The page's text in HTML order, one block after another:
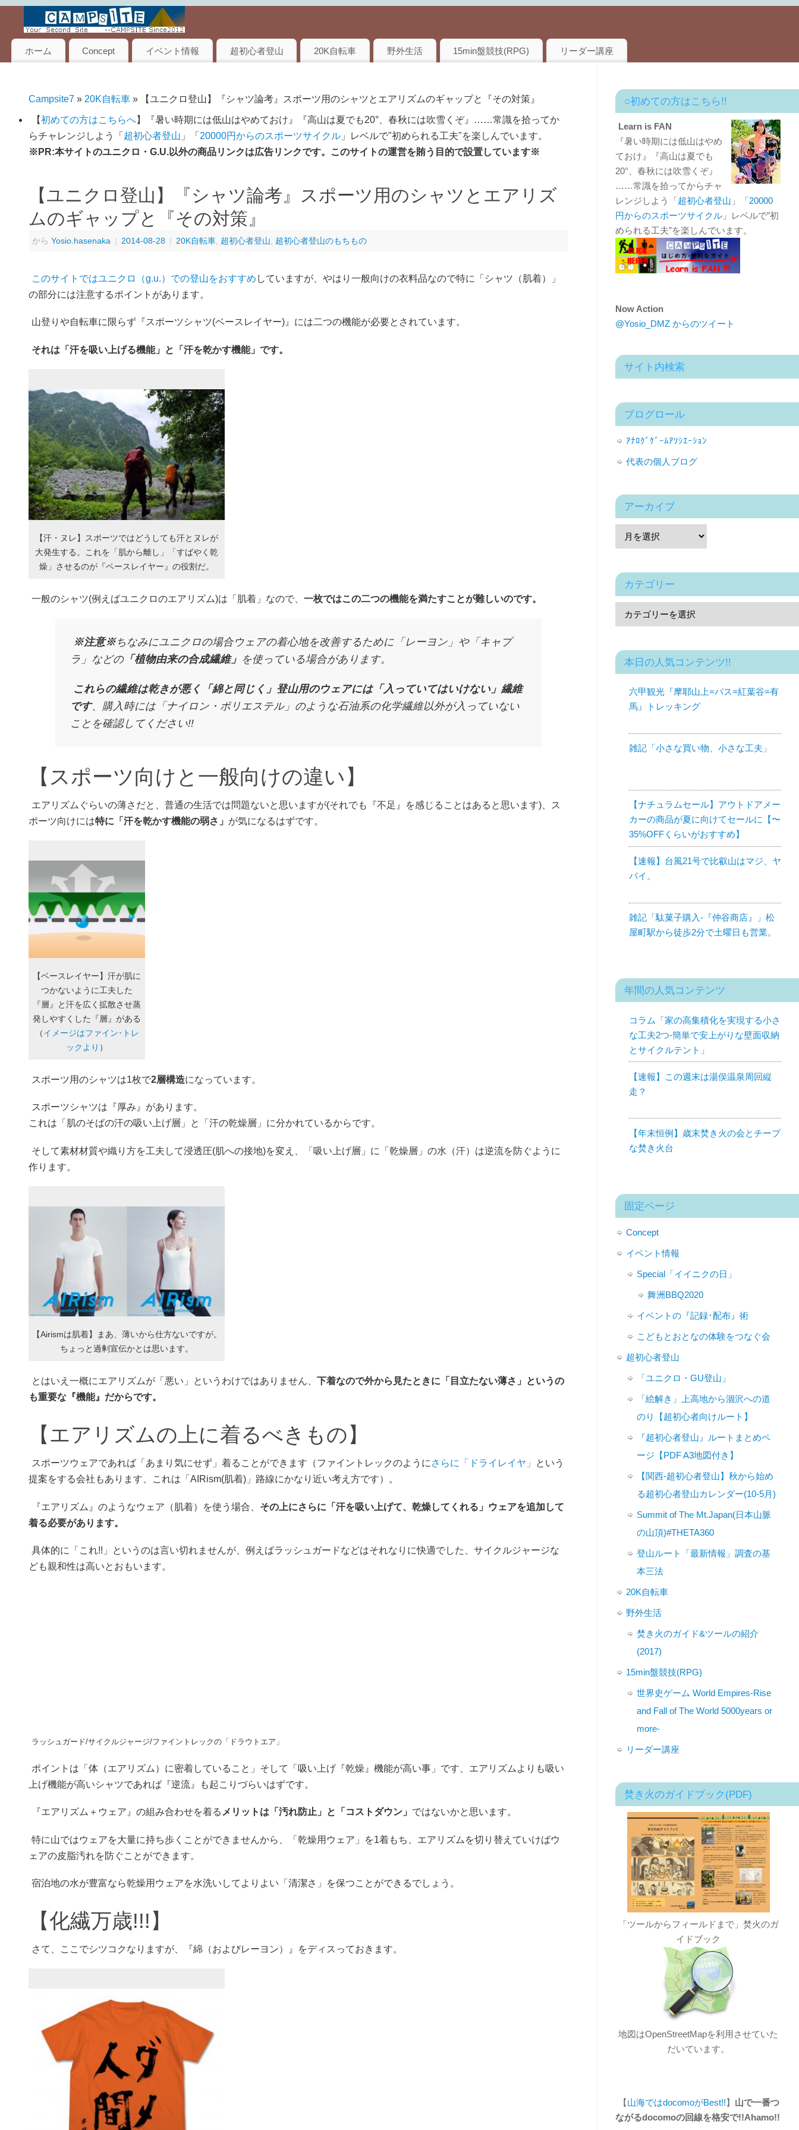
ホーム Concept イベント情報 超初心者登山 20K自転車 野外生活 15min盤競技(RPG) リーダー講座
Campsite7 » 20K自転車 » 【ユニクロ登山】『シャツ論考』スポーツ用のシャツとエアリズムのギャップと『その対策』
【初めての方はこちらへ】『暑い時期には低山はやめておけ』『高山は夏でも20°、春秋には吹雪くぞ』……常識を拾ってか
らチャレンジしよう「 超初心者登山 」「 20000円からのスポーツサイクル 」レベルで"初められる工夫"を楽しんでいます。
※PR:本サイトのユニクロ・G.U.以外の商品リンクは広告リンクです。このサイトの運営を賄う目的で設置しています※
【ユニクロ登山】『シャツ論考』スポーツ用のシャツとエアリズ
ムのギャップと『その対策』
から Yosio.hasenaka | 2014-08-28 | 20K自転車 超初心者登山 超初心者登山のもちもの
このサイトではユニクロ（g.u.）での登山をおすすめ していますが、やはり一般向けの衣料品なので特に「シャツ（肌着）」
の部分には注意するポイントがあります。
山登りや自転車に限らず『スポーツシャツ(ベースレイヤー)』には二つの機能が必要とされています。
それは「汗を吸い上げる機能」と「汗を乾かす機能」です。
【汗・ヌレ】スポーツではどうしても汗とヌレが
大発生する。これを「肌から離し」「すばやく乾
燥」させるのが『ベースレイヤー』の役割だ。
一般のシャツ(例えばユニクロのエアリズム)は「肌着」なので、 一枚ではこの二つの機能を満たすことが難しいのです。
※注意※ちなみにユニクロの場合ウェアの着心地を改善するために「レーヨン」や「キャプ
ラ」などの「植物由来の合成繊維」 を使っている場合があります。
これらの繊維は乾きが悪く「綿と同じく」登山用のウェアには「入っていてはいけない」繊維
です、購入時には「ナイロン・ポリエステル」のような石油系の化学繊維以外が入っていない
ことを確認してください!!
【スポーツ向けと一般向けの違い】
エアリズムぐらいの薄さだと、普通の生活では問題ないと思いますが(それでも『不足』を感じることはあると思います)、ス
ポーツ向けには特に「汗を乾かす機能の弱さ」 が気になるはずです。
【ベースレイヤー】汗が肌に
つかないように工夫した
『層』と汗を広く拡散させ蒸
発しやすくした『層』がある
（イメージはファイン･トレ
ックより ）
スポーツ用のシャツは1枚で2層構造になっています。
スポーツシャツは『厚み』があります。
これは「肌のそばの汗の吸い上げ層」と「汗の乾燥層」に分かれているからです。
そして素材材質や織り方を工夫して浸透圧(肌への接地)を変え、「吸い上げ層」に「乾燥層」の水（汗）は逆流を防ぐように
作ります。
【Airismは肌着】まあ、薄いから仕方ないですが。
ちょっと過剰宣伝かとは思います。
とはいえ一概にエアリズムが「悪い」というわけではありません、
下着なので外から見たときに「目立たない薄さ」というの
も重要な『機能』だからです。
【エアリズムの上に着るべきもの】
スポーツウェアであれば「あまり気にせず」着ることができます（ファイントレックのようにさらに「ドライレイヤ」
という
提案をする会社もあります、これは「AIRism(肌着)」路線にかなり近い考え方です）。
『エアリズム』のようなウェア（肌着）を使う場合、 その上にさらに「汗を吸い上げて、乾燥してくれる」ウェアを追加して
着る必要があります。
具体的に「これ!!」というのは言い切れませんが、例えばラッシュガードなどはそれなりに快適でした、サイクルジャージな
ども親和性は高いとおもいます。
ラッシュガード/サイクルジャージ/ファイントレックの「ドラウトエア」
ポイントは「体（エアリズム）に密着していること」そして「吸い上げ『乾燥』機能が高い事」です、エアリズムよりも吸い
上げ機能が高いシャツであれば『逆流』も起こりづらいはずです。
『エアリズム＋ウェア』の組み合わせを着るメリットは「汚れ防止」と「コストダウン」 ではないかと思います。
特に山ではウェアを大量に持ち歩くことができませんから、「乾燥用ウェア」を1着もち、エアリズムを切り替えていけばウ
ェアの皮脂汚れを防ぐことができます。
宿泊地の水が豊富なら乾燥用ウェアを水洗いしてよりよい「清潔さ」を保つことができるでしょう。
【化繊万歳!!!】
さて、ここでシツコクなりますが、『綿（およびレーヨン）』をディスっておきます。
○初めての方はこちら!!
Learn is FAN
『暑い時期には低山はやめ
ておけ』『高山は夏でも
20°、春秋には吹雪くぞ』
……常識を拾ってからチャ
レンジしよう「超初心者登山 」「20000
円からのスポーツサイクル 」レベルで”初
められる工夫”を楽しんでいます。
Now Action
@Yosio_DMZ からのツイート
サイト内検索
ブログロール
ｱﾅﾛｸﾞｹﾞｰﾑｱｿｼｴｰｼｮﾝ
代表の個人ブログ
アーカイブ
カテゴリー
本日の人気コンテンツ!!
六甲観光『摩耶山上=バス=紅葉谷=有
馬』トレッキング
雑記「小さな買い物、小さな工夫」
【ナチュラムセール】アウトドアメー
カーの商品が夏に向けてセールに【〜
35%OFFくらいがおすすめ】
【速報】台風21号で比叡山はマジ、ヤ
バイ。
雑記「駄菓子購入-『仲谷商店』」松
屋町駅から徒歩2分で土曜日も営業。
年間の人気コンテンツ
コラム「家の高集積化を実現する小さ
な工夫2つ-簡単で安上がりな壁面収納
とサイクルテント」
【速報】この週末は湯俣温泉周回縦
走？
【年末恒例】歳末焚き火の会とチープ
な焚き火台
固定ページ
Concept
イベント情報
Special「イイニクの日」
舞洲BBQ2020
イベントの『記録･配布』術
こどもとおとなの体験をつなぐ会
超初心者登山
「ユニクロ・GU登山」
「絵解き」上高地から涸沢への道
のり【超初心者向けルート】
『超初心者登山』ルートまとめペ
ージ【PDF A3地図付き】
【関西-超初心者登山】秋から始め
る超初心者登山カレンダー(10-5月)
Summit of The Mt.Japan(日本山脈
の山頂)#THETA360
登山ルート「最新情報」調査の基
本三法
20K自転車
野外生活
焚き火のガイド&ツールの紹介
(2017)
15min盤競技(RPG)
世界史ゲーム World Empires-Rise
and Fall of The World 5000years or
more-
リーダー講座
焚き火のガイドブック(PDF)
「ツールからフィールドまで」焚火のガ
イドブック
地図はOpenStreetMapを利用させていた
だいています。
【山海ではdocomoがBest!!】 山で一番つ
ながるdocomoの回線を格安で!!Ahamo!!